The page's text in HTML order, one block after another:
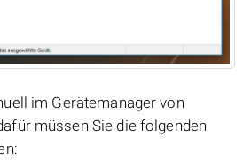
im Gerätemanager von
müssen Sie die folgenden